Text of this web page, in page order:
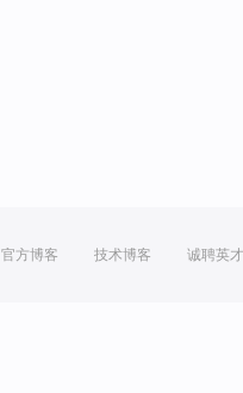
官方博客 技术博客 诚聘英才